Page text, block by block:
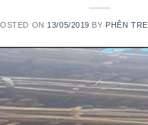
ON 13/05/2019 BY PHÊN